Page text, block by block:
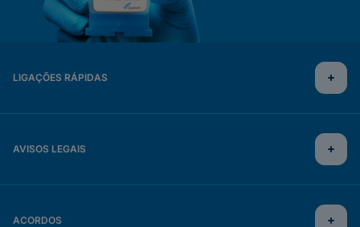
LIGAÇÕES RÁPIDAS
AVISOS LEGAIS
ACORDOS